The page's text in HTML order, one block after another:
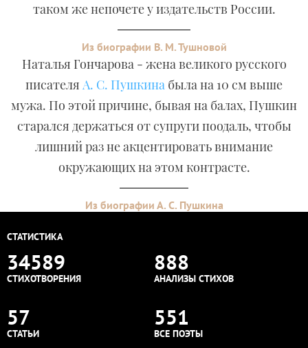
таком же непочете у издательств России.
Из биографии В. М. Тушновой
Наталья Гончарова - жена великого русского
писателя А. С. Пушкина была на 10 см выше
мужа. По этой причине, бывая на балах, Пушкин
старался держаться от супруги поодаль, чтобы
лишний раз не акцентировать внимание
окружающих на этом контрасте.
Из биографии А. С. Пушкина
СТАТИСТИКА
34589
СТИХОТВОРЕНИЯ
888
АНАЛИЗЫ СТИХОВ
57
СТАТЬИ
551
ВСЕ ПОЭТЫ